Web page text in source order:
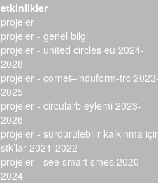
etkinlikler
projeler
projeler - genel bilgi
projeler - united circles eu 2024-
2028
projeler - cornet–induform-trc 2023-
2025
projeler - circularb eylemi 2023-
2026
projeler - sürdürülebilir kalkınma
stk’lar 2021-2022
projeler - see smart smes 2020-
2024